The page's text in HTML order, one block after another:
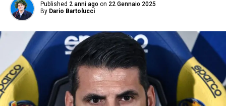
Published 2 anni ago on 22 Gennaio 2025
By Dario Bartolucci